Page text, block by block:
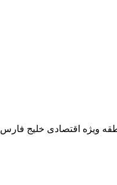
ویژه اقتصادی خلیج فارس